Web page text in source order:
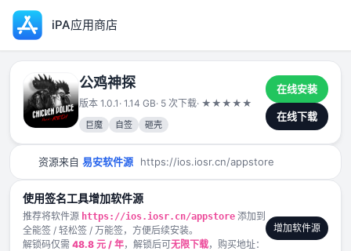
iPA应用商店
公鸡神探
版本 1.0.1 · 1.14 GB· 5 次下载· ★ ★ ★ ★ ★
2024-12-18
巨魔
自签 砸壳
在线安装
在线下载
资源来自 易安软件源 https://ios.iosr.cn/appstore
使用签名工具增加软件源
推荐将软件源 https://ios.iosr.cn/appstore 添加到
全能签 / 轻松签 / 万能签，方便后续安装。
解锁码仅需 48.8 元 / 年，解锁后可无限下载，购买地址：
增加软件源